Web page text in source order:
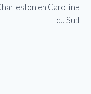
en Caroline
du Sud